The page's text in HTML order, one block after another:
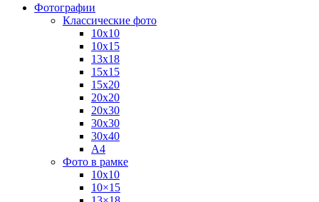
Фотографии
Классические фото
10х10
10х15
13х18
15х15
15х20
20х20
20х30
30х30
30х40
А4
Фото в рамке
10х10
10×15